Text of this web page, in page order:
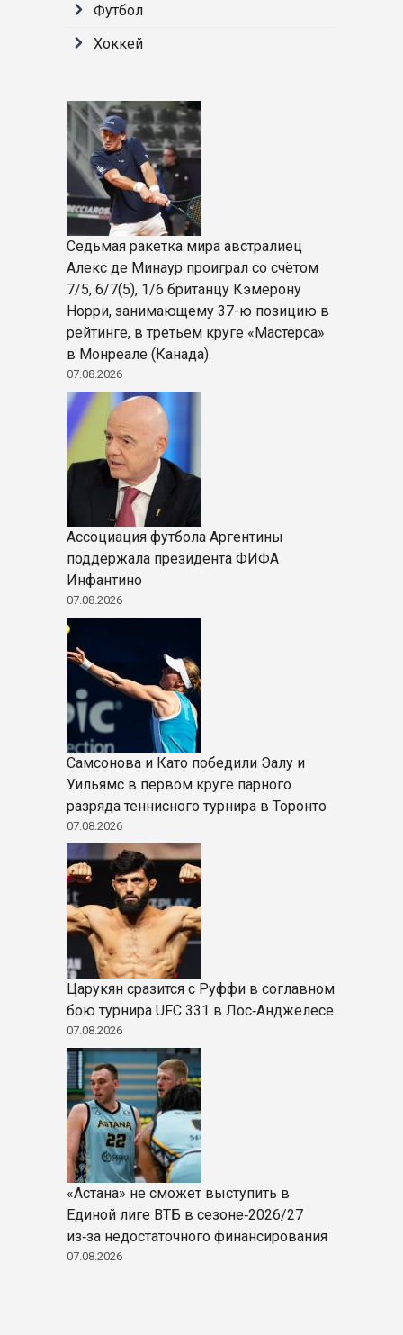
Футбол
Хоккей
Седьмая ракетка мира австралиец
Алекс де Минаур проиграл со счётом
7/5, 6/7(5), 1/6 британцу Кэмерону
Норри, занимающему 37-ю позицию в
рейтинге, в третьем круге «Мастерса»
в Монреале (Канада).
07.08.2026
Ассоциация футбола Аргентины
поддержала президента ФИФА
Инфантино
07.08.2026
Самсонова и Като победили Эалу и
Уильямс в первом круге парного
разряда теннисного турнира в Торонто
07.08.2026
Царукян сразится с Руффи в соглавном
бою турнира UFC 331 в Лос‑Анджелесе
07.08.2026
«Астана» не сможет выступить в
Единой лиге ВТБ в сезоне‑2026/27
из‑за недостаточного финансирования
07.08.2026